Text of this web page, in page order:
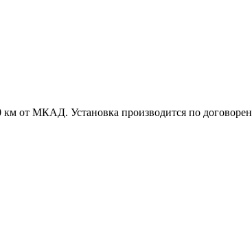
от МКАД. Установка производится по